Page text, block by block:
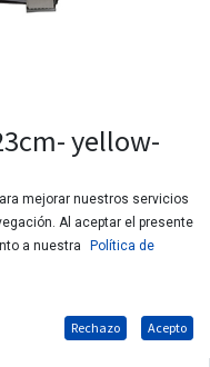
yellow-
mejorar nuestros servicios
Al aceptar el presente
a nuestra
Política de
Rechazo Acepto